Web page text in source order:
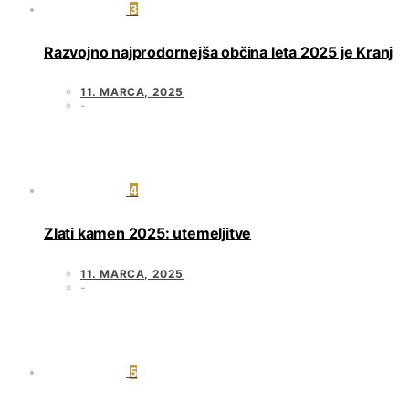
3
Razvojno najprodornejša občina leta 2025 je Kranj
11. MARCA, 2025
4
Zlati kamen 2025: utemeljitve
11. MARCA, 2025
5